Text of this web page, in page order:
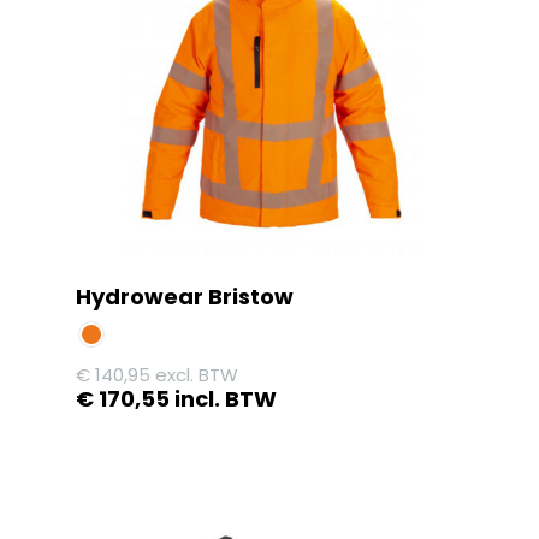
productpagina
Hydrowear Bristow
€140,95 excl. BTW
€ 170,55 incl. BTW